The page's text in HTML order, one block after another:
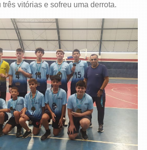
vitórias e sofreu uma derrota.